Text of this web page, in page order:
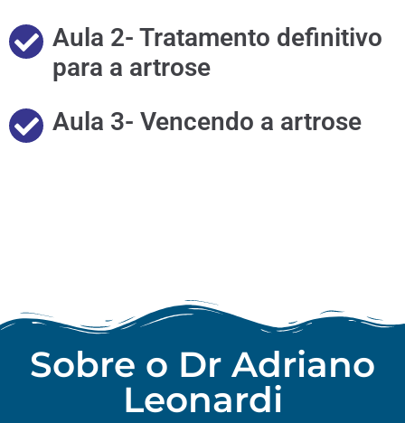
Aula 2- Tratamento definitivo
para a artrose
Aula 3- Vencendo a artrose
Sobre o Dr Adriano
Leonardi